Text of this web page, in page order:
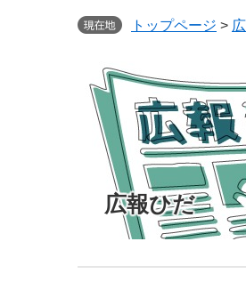
トップページ >
広報ひだ